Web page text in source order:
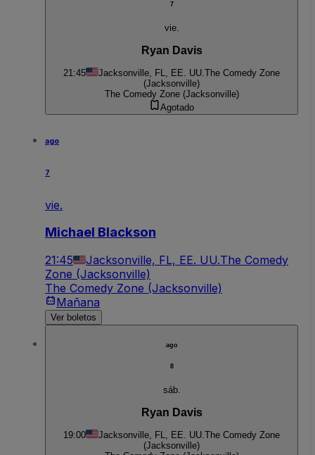
7
vie.
Ryan Davis
21:45 Jacksonville, FL, EE. UU.The Comedy Zone
(Jacksonville)
The Comedy Zone (Jacksonville)
Agotado
ago
7
vie.
Michael Blackson
21:45 Jacksonville, FL, EE. UU.The Comedy
Zone (Jacksonville)
The Comedy Zone (Jacksonville)
Mañana
Ver boletos
ago
8
sáb.
Ryan Davis
19:00 Jacksonville, FL, EE. UU.The Comedy Zone
(Jacksonville)